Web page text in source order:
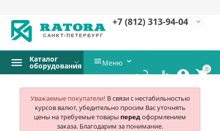
+7 (812) 313-94-04 expand_more
0


 
Каталог
оборудования Меню 
Уважаемые покупатели! В связи с нестабильностью
курсов валют, убедительно просим Вас уточнять
цены на требуемые товары передоформлением
заказа. Благодарим за понимание.